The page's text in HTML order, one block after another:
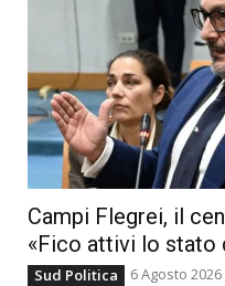
Campi Flegrei, il
«Fico attivi lo stato
Sud Politica 6 Agosto 2026